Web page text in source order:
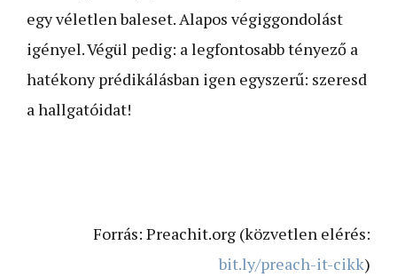
egy véletlen baleset. Alapos végiggondolást
igényel. Végül pedig: a legfontosabb tényező a
hatékony prédikálásban igen egyszerű: szeresd
a hallgatóidat!
Forrás: Preachit.org (közvetlen elérés:
bit.ly/preach-it-cikk)